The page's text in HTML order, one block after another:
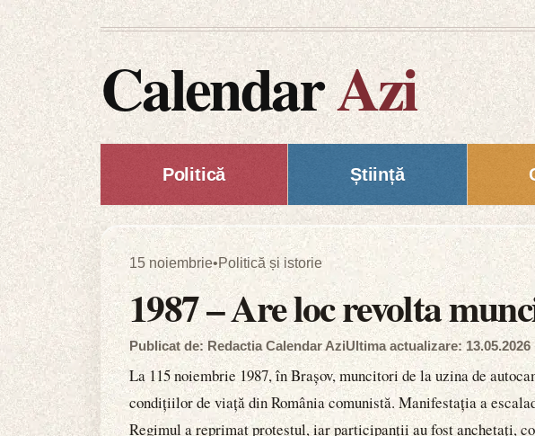
CalendarAzi
Politică Știință
15 noiembrie•Politică și istorie
1987 – Are loc revolta
Publicat de: Redactia Calendar AziUltima actualizare: 13.05.2026
La 115 noiembrie 1987, în Brașov, muncitori de la uzina de
condițiilor de viață din România comunistă. Manifestația a
Regimul a reprimat protestul, iar participanții au fost anchetați,